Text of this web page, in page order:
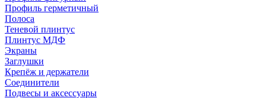
Профиль герметичный
Полоса
Теневой плинтус
Плинтус МДФ
Экраны
Заглушки
Крепёж и держатели
Соединители
Подвесы и аксессуары